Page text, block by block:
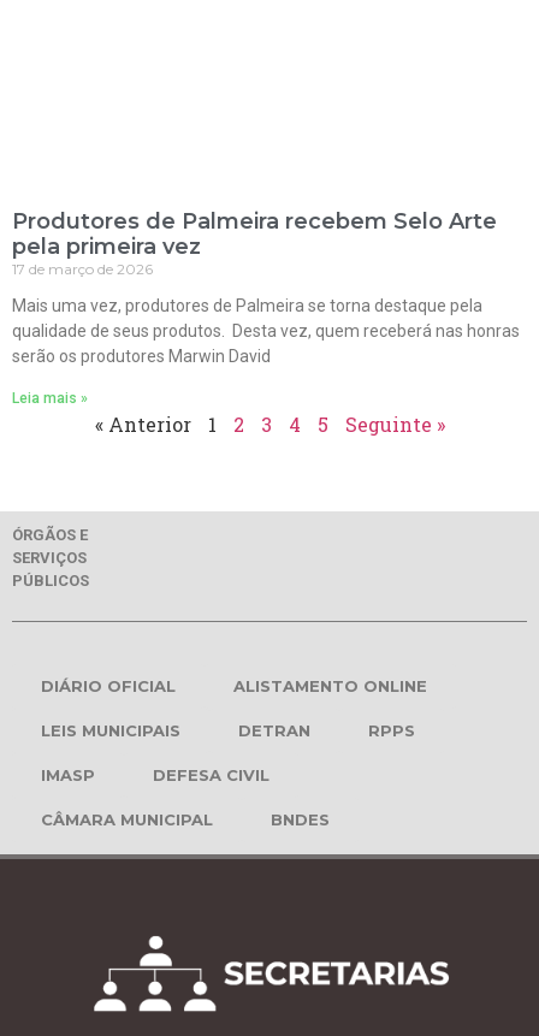
Produtores de Palmeira recebem Selo Arte
pela primeira vez
17 de março de 2026
Mais uma vez, produtores de Palmeira se torna destaque pela
qualidade de seus produtos. Desta vez, quem receberá nas honras
serão os produtores Marwin David
Leia mais »
« Anterior 1 2 3 4 5 Seguinte »
ÓRGÃOS E
SERVIÇOS
PÚBLICOS
DIÁRIO OFICIAL ALISTAMENTO ONLINE
LEIS MUNICIPAIS DETRAN RPPS
IMASP DEFESA CIVIL
CÂMARA MUNICIPAL BNDES